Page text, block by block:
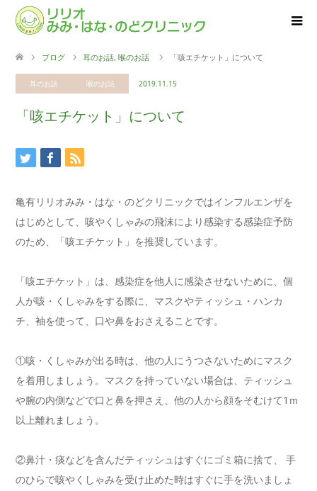
ブログ 耳のお話, 喉のお話 「咳エチケット」について
耳のお話 喉のお話 2019.11.15
「咳エチケット」について
亀有リリオみみ・はな・のどクリニックではインフルエンザを
はじめとして、咳やくしゃみの飛沫により感染する感染症予防
のため、「咳エチケット」を推奨しています。
「咳エチケット」は、感染症を他人に感染させないために、個
人が咳・くしゃみをする際に、マスクやティッシュ・ハンカ
チ、袖を使って、口や鼻をおさえることです。
①咳・くしゃみが出る時は、他の人にうつさないためにマスク
を着用しましょう。マスクを持っていない場合は、ティッシュ
や腕の内側などで口と鼻を押さえ、他の人から顔をそむけて1ｍ
以上離れましょう。
②鼻汁・痰などを含んだティッシュはすぐにゴミ箱に捨て、 手
のひらで咳やくしゃみを受け止めた時はすぐに手を洗いましょ